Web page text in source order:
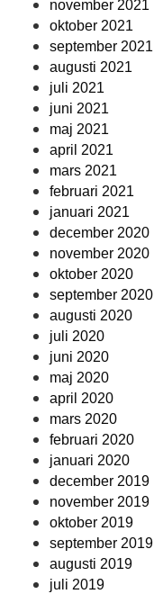
november 2021
oktober 2021
september 2021
augusti 2021
juli 2021
juni 2021
maj 2021
april 2021
mars 2021
februari 2021
januari 2021
december 2020
november 2020
oktober 2020
september 2020
augusti 2020
juli 2020
juni 2020
maj 2020
april 2020
mars 2020
februari 2020
januari 2020
december 2019
november 2019
oktober 2019
september 2019
augusti 2019
juli 2019